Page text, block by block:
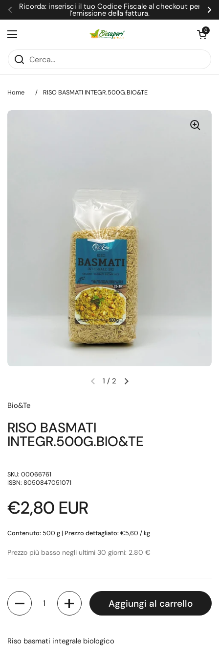
Passa ai contenuti
Precedente
Ricorda: inserisci il tuo Codice Fiscale al checkout per
l’emissione della fattura.
Apri menu
Apri
0
Home / RISO BASMATI INTEGR.500G.BIO&TE
Diapositiva precedente
Diapositiva successiva
1 / 2
Bio&Te
RISO BASMATI
INTEGR.500G.BIO&TE
SKU: 00066761
ISBN: 8050847051071
Prezzo di listino
€2,80 EUR
Contenuto: 500 g | Prezzo dettagliato: €5,60 / kg
Prezzo più basso negli ultimi 30 giorni: 2.80 €
Quantità
Aggiungi al carrello
Riso basmati integrale biologico